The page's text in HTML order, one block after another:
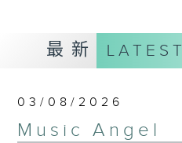
最新 LATEST
03/08/2026
Music Angel